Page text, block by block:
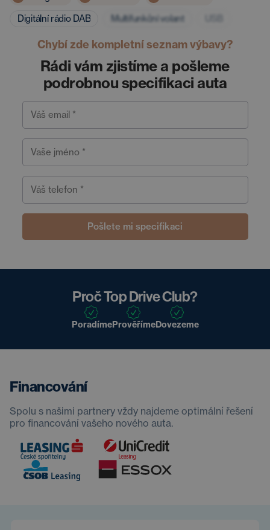
Digitální rádio DAB
Multifunkční volant
Chybí zde kompletní seznam výbavy?
Rádi vám zjistíme a pošleme
podrobnou specifikaci auta
Váš email *
Vaše jméno *
Váš telefon *
Pošlete mi specifikaci
Proč Top Drive Club?
PoradímePrověřímeDovezeme
Financování
Spolu s našimi partnery vždy najdeme optimální řešení
pro financování vašeho nového auta.